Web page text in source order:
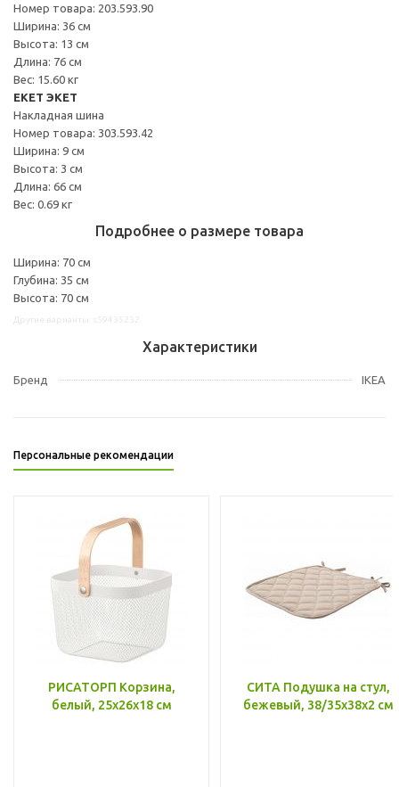
Номер товара: 203.593.90
Ширина: 36 см
Высота: 13 см
Длина: 76 см
Вес: 15.60 кг
EKET ЭКЕТ
Накладная шина
Номер товара: 303.593.42
Ширина: 9 см
Высота: 3 см
Длина: 66 см
Вес: 0.69 кг
Подробнее о размере товара
Ширина: 70 см
Глубина: 35 см
Высота: 70 см
Характеристики
Бренд IKEA
Персональные рекомендации
РИСАТОРП Корзина,
белый, 25x26x18 см
СИТА Подушка на стул,
бежевый, 38/35x38x2 см